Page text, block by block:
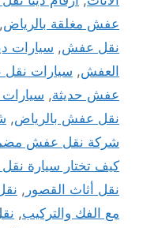
عفش مغلقة بالرياض,
نقل عفش, سيارات
العفش, سيارات
عفش حديثة,
نقل عفش بالرياض,
شركة نقل عفش
كيف تختار سيارة
نقل أثاث القصور ,
مع الفك والتركيب,